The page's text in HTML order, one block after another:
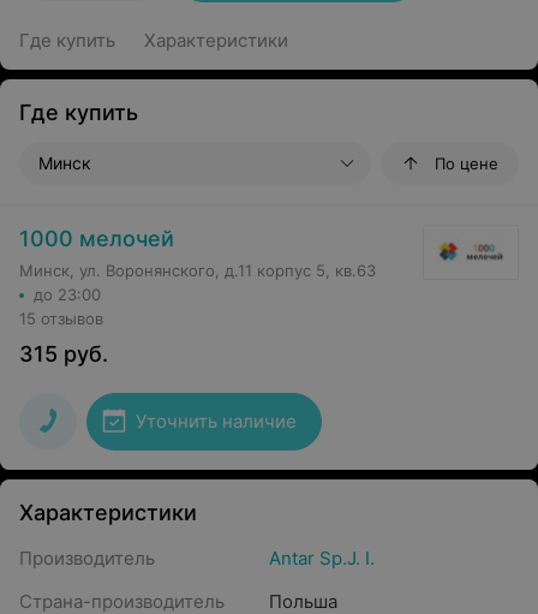
Где купить Характеристики
Где купить
Минск По цене
1000 мелочей
Минск, ул. Воронянского, д.11 корпус 5, кв.63
до 23:00
15 отзывов
315 руб.
Уточнить наличие
Характеристики
Производитель
Antar Sp.J. I.
Страна-производитель
Польша